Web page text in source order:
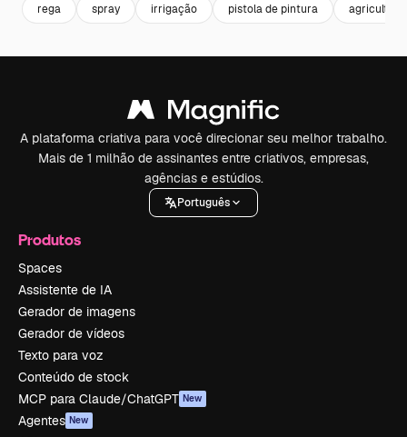
rega spray irrigação pistola de pintura
A plataforma criativa para você direcionar seu melhor trabalho.
Mais de 1 milhão de assinantes entre criativos, empresas,
agências e estúdios.
Português
Produtos
Spaces
Assistente de IA
Gerador de imagens
Gerador de vídeos
Texto para voz
Conteúdo de stock
MCP para Claude/ChatGPT New
Agentes New